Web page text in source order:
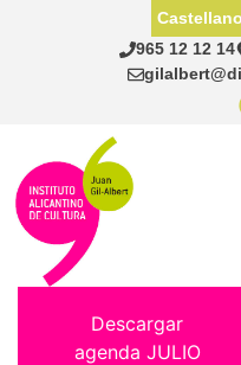
965 12 12 14
Castellano
Descargar
agenda JULIO